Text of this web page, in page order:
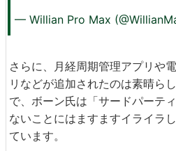
— Willian Pro Max
さらに、月経周期管理アプリや
リなどが追加されたのは素晴ら
で、ボーン氏は「サードパーテ
ないことにはますますイライラ
ています。